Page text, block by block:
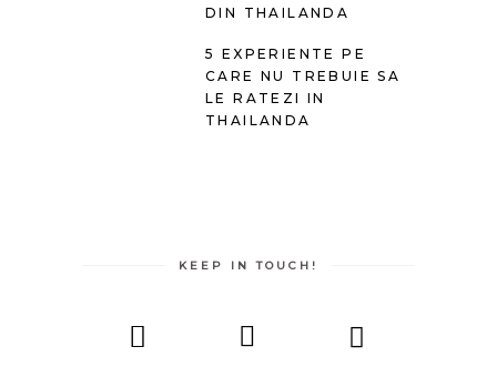
DIN THAILANDA
5 EXPERIENTE PE
CARE NU TREBUIE SA
LE RATEZI IN
THAILANDA
KEEP IN TOUCH!